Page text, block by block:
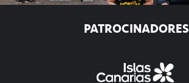
PATROCINADORES